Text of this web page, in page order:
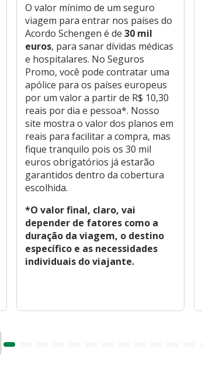
O valor mínimo de um seguro
viagem para entrar nos países do
Acordo Schengen é de30 mil
euros, para sanar dívidas médicas
e hospitalares. No Seguros
Promo, você pode contratar uma
apólice para os países europeus
por um valor a partir de R$ 10,30
reais por dia e pessoa*. Nosso
site mostra o valor dos planos em
reais para facilitar a compra, mas
fique tranquilo pois os 30 mil
euros obrigatórios já estarão
garantidos dentro da cobertura
escolhida.
*O valor final, claro, vai
depender de fatores como a
duração da viagem, o destino
específico e as necessidades
individuais do viajante.